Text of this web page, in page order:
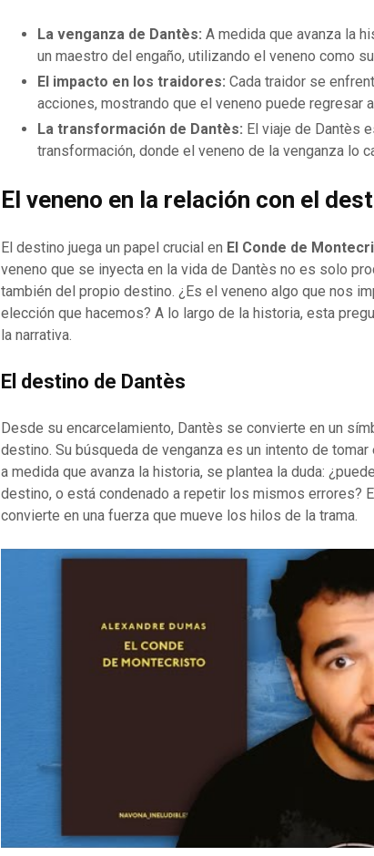
La venganza de Dantès: A medida que avanza la
un maestro del engaño, utilizando el veneno como
El impacto en los traidores: Cada traidor se
acciones, mostrando que el veneno puede regresar
La transformación de Dantès: El viaje de Dantès
transformación, donde el veneno de la venganza lo
El veneno en la relación con el
El destino juega un papel crucial en El Conde de
veneno que se inyecta en la vida de Dantès no es solo
también del propio destino. ¿Es el veneno algo que nos
elección que hacemos? A lo largo de la historia, esta
la narrativa.
El destino de Dantès
Desde su encarcelamiento, Dantès se convierte en un
destino. Su búsqueda de venganza es un intento de
a medida que avanza la historia, se plantea la duda:
destino, o está condenado a repetir los mismos errores?
convierte en una fuerza que mueve los hilos de la trama.